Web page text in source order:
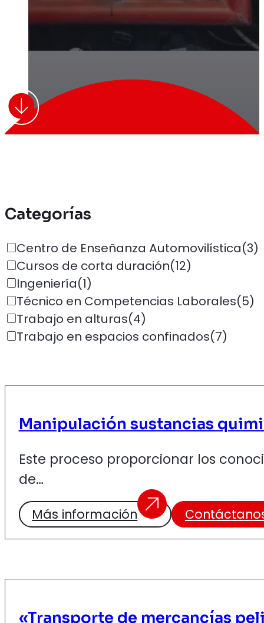
Categorías
Centro de Enseñanza Automovilística(3)
Cursos de corta duración(12)
Ingeniería(1)
Técnico en Competencias Laborales(5)
Trabajo en alturas(4)
Trabajo en espacios confinados(7)
Manipulación sustancias
Este proceso proporcionar los
de…
Más información
«Transporte de mercancías